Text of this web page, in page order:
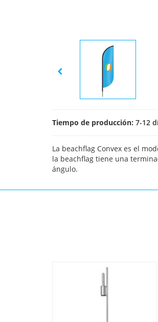
Tiempo de producción: 7-12
La beachflag Convex es el
la beachflag tiene una
ángulo.